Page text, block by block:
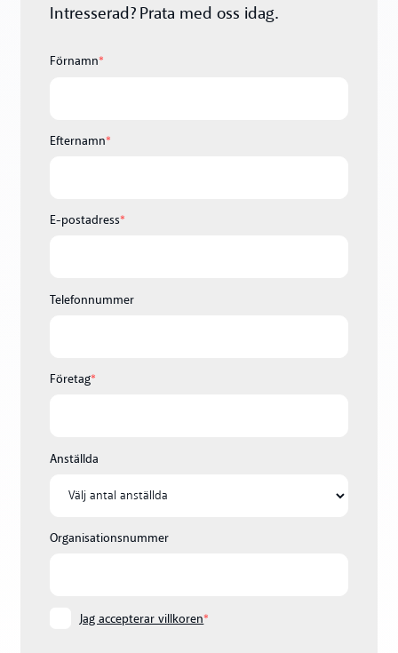
Intresserad? Prata med oss idag.
Förnamn*
Efternamn*
E-postadress*
Telefonnummer
Företag*
Anställda
Organisationsnummer
Jag accepterar villkoren*